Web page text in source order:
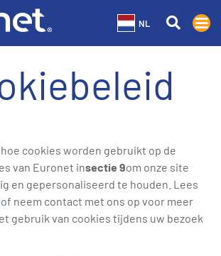
NL
cookies worden gebruikt op de
van Euronet insectie 9om onze site
en gepersonaliseerd te houden. Lees
of neem contact met ons op voor meer
gebruik van cookies tijdens uw bezoek